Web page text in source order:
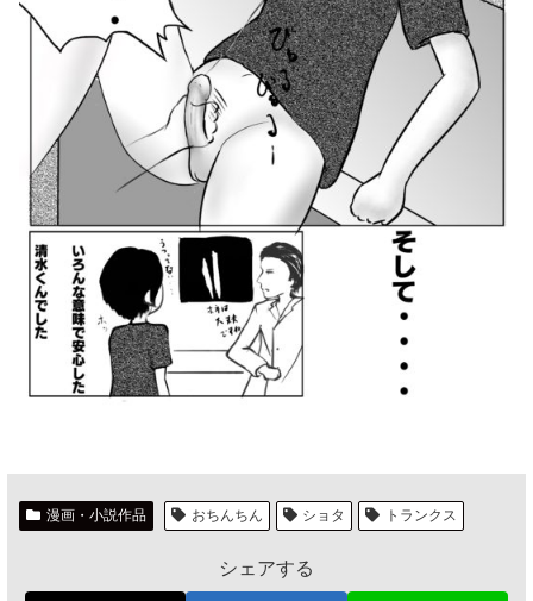
漫画・小説作品 おちんちん ショタ トランクス
シェアする